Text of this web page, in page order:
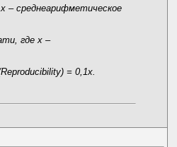
– среднеарифметическое
где х –
= 0,1х.